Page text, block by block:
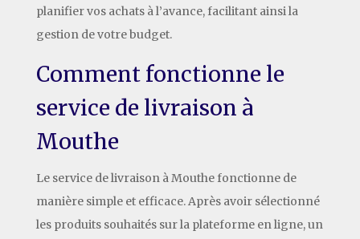
planifier vos achats à l’avance, facilitant ainsi la
gestion de votre budget.
Comment fonctionne le
service de livraison à
Mouthe
Le service de livraison à Mouthe fonctionne de
manière simple et efficace. Après avoir sélectionné
les produits souhaités sur la plateforme en ligne, un